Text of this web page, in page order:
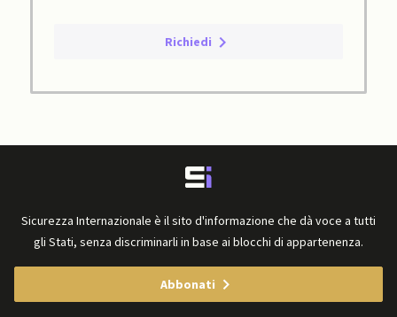
Richiedi
Sicurezza Internazionale è il sito d'informazione che dà voce a tutti
gli Stati, senza discriminarli in base ai blocchi di appartenenza.
Abbonati